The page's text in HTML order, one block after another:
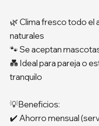
🌿 Clima fresco todo el
naturales
🐾 Se aceptan
💑 Ideal para pareja o
tranquilo
💡Beneficios:
✔️ Ahorro mensual